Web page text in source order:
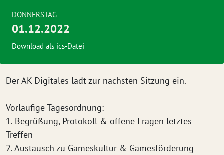
Der AK Digitales lädt zur nächsten Sitzung ein.
Vorläufige Tagesordnung:
1. Begrüßung, Protokoll & offene Fragen letztes
Treffen
2. Austausch zu Gameskultur & Gamesförderung
DONNERSTAG
01.12.2022
Download als ics-Datei